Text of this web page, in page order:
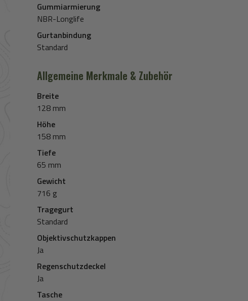
Gummiarmierung
NBR-Longlife
Gurtanbindung
Standard
Allgemeine Merkmale & Zubehör
Breite
128 mm
Höhe
158 mm
Tiefe
65 mm
Gewicht
716 g
Tragegurt
Standard
Objektivschutzkappen
Ja
Regenschutzdeckel
Ja
Tasche